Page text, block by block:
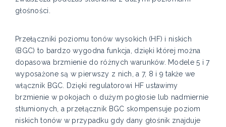
głośności.
Przełączniki poziomu tonów wysokich (HF) i niskich
(BGC) to bardzo wygodna funkcja, dzięki której można
dopasowa brzmienie do różnych warunków. Modele 5 i 7
wyposażone są w pierwszy z nich, a 7, 8 i 9 także we
włącznik BGC. Dzięki regulatorowi HF ustawimy
brzmienie w pokojach o dużym pogłosie lub nadmiernie
stłumionych, a przełącznik BGC skompensuje poziom
niskich tonów w przypadku gdy dany głośnik znajduje